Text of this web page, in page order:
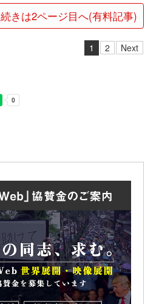
続きは2ページ目へ(有料記事)
1 2 Next